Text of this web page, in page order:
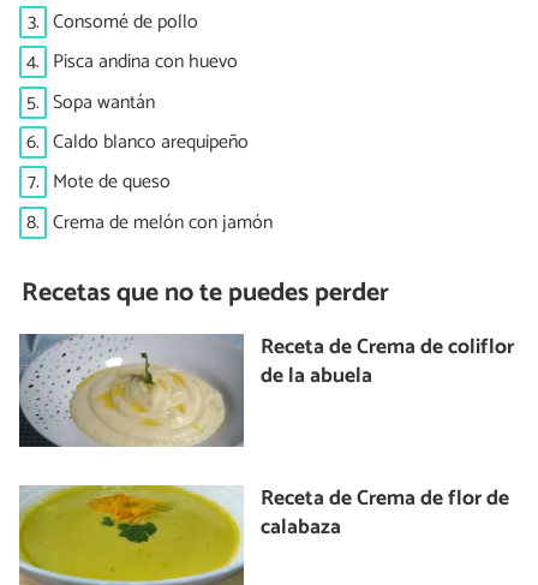
3. Consomé de pollo
4. Pisca andina con huevo
5. Sopa wantán
6. Caldo blanco arequipeño
7. Mote de queso
8. Crema de melón con jamón
Recetas que no te puedes perder
Receta de Crema de coliflor
de la abuela
Receta de Crema de flor de
calabaza